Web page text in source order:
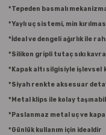
*Tepeden basmalı
*Yaylı uç sistemi, min
*İdeal ve dengeli ağırlık ile
*Silikon gripli tutaç sıkı
*Kapak altı silgisiyle işlevsel
*Siyah renkte aksesuar
*Metal klips ile kolay
*Paslanmaz metal uç ve
*Günlük kullanım için idealdir